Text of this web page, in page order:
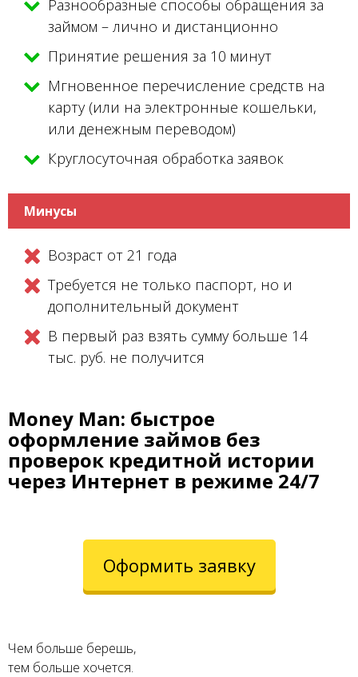
Разнообразные способы обращения за
займом – лично и дистанционно
Принятие решения за 10 минут
Мгновенное перечисление средств на
карту (или на электронные кошельки,
или денежным переводом)
Круглосуточная обработка заявок
Минусы
Возраст от 21 года
Требуется не только паспорт, но и
дополнительный документ
В первый раз взять сумму больше 14
тыс. руб. не получится
Money Man: быстрое
оформление займов без
проверок кредитной истории
через Интернет в режиме 24/7
Оформить заявку
Чем больше берешь,
тем больше хочется.